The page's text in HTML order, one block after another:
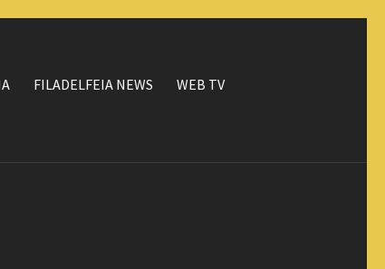
FILADELFEIA NEWS
WEB TV